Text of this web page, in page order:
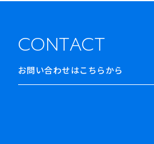
CONTACT
お問い合わせはこちらから